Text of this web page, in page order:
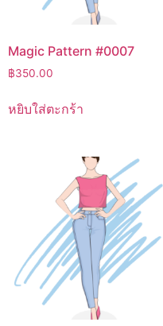
Magic Pattern #0007
฿350.00
หยิบใส่ตะกร้า